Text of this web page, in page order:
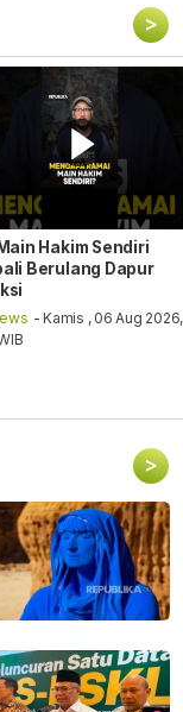
>
Hakim Sendiri
Berulang Dapur
- Kamis , 06 Aug 2026,
>